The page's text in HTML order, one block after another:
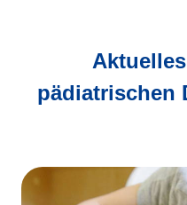
pädiatrischen